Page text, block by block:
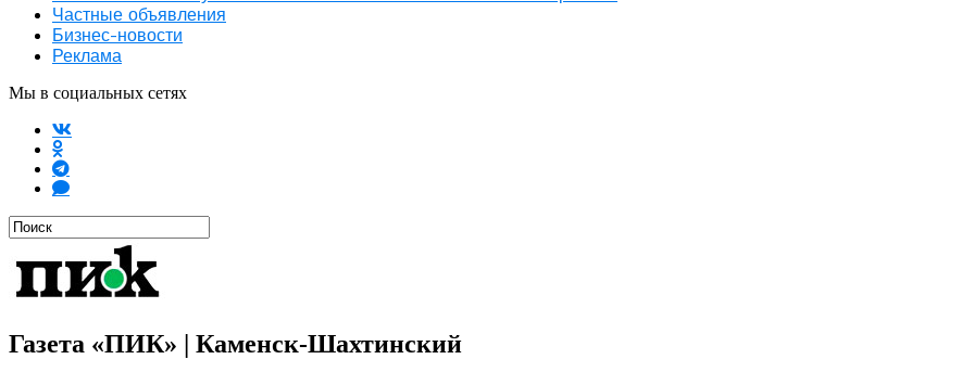
Частные объявления
Бизнес-новости
Реклама
Мы в социальных сетях
Газета «ПИК» | Каменск-Шахтинский